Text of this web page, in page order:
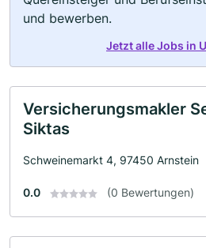
und bewerben.
Jetzt alle Jobs in
Versicherungsmakler
Siktas
Schweinemarkt 4, 97450 Arnstein
0.0 (0 Bewertungen)